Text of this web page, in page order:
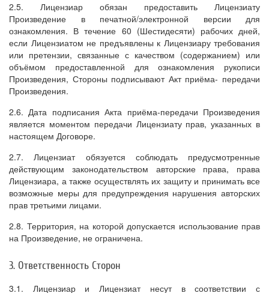
2.5. Лицензиар обязан предоставить Лицензиату
Произведение в печатной/электронной версии для
ознакомления. В течение 60 (Шестидесяти) рабочих дней,
если Лицензиатом не предъявлены к Лицензиару требования
или претензии, связанные с качеством (содержанием) или
объёмом предоставленной для ознакомления рукописи
Произведения, Стороны подписывают Акт приёма- передачи
Произведения.
2.6. Дата подписания Акта приёма-передачи Произведения
является моментом передачи Лицензиату прав, указанных в
настоящем Договоре.
2.7. Лицензиат обязуется соблюдать предусмотренные
действующим законодательством авторские права, права
Лицензиара, а также осуществлять их защиту и принимать все
возможные меры для предупреждения нарушения авторских
прав третьими лицами.
2.8. Территория, на которой допускается использование прав
на Произведение, не ограничена.
3. Ответственность Сторон
3.1. Лицензиар и Лицензиат несут в соответствии с